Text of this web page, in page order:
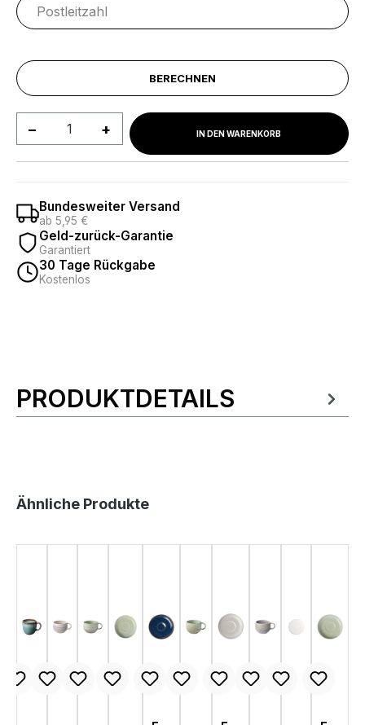
BERECHNEN
Produkt Anzahl: Gib denIN DEN WARENKORB
Bundesweiter Versand
ab 5,95 €
Geld-zurück-Garantie
Garantiert
30 Tage Rückgabe
Kostenlos
Produktinformationen
PRODUKTDETAILS
Produktgalerie überspringen
Ähnliche Produkte